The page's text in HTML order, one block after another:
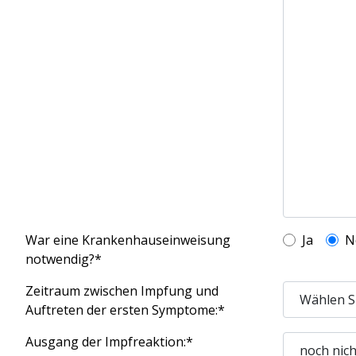
War eine Krankenhauseinweisung
notwendig?*
Ja
Zeitraum zwischen Impfung und
Auftreten der ersten Symptome:*
Ausgang der Impfreaktion:*